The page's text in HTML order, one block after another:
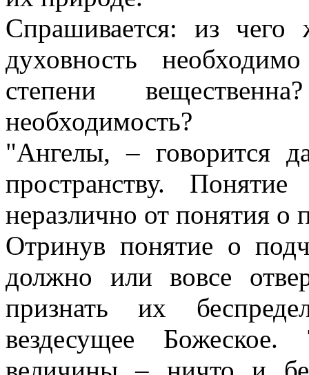
Спрашивается: из чего
духовность
степени
необходимость?
"Ангелы, – говорится
пространству.
неразлично от понятия
Отринув понятие о
должно или вовсе
признать их
вездесущее Божеское.